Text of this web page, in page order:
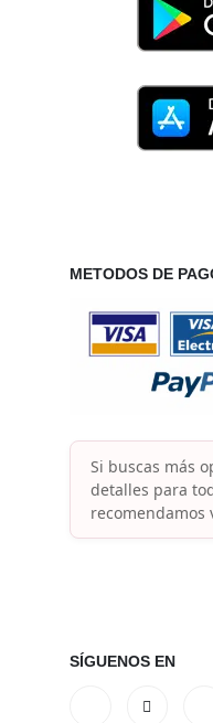
METODOS DE
Si buscas más
detalles para
recomendamos
SÍGUENOS EN